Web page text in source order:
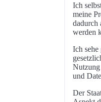
Ich
meine
dadurch
werden
Ich
und
Der